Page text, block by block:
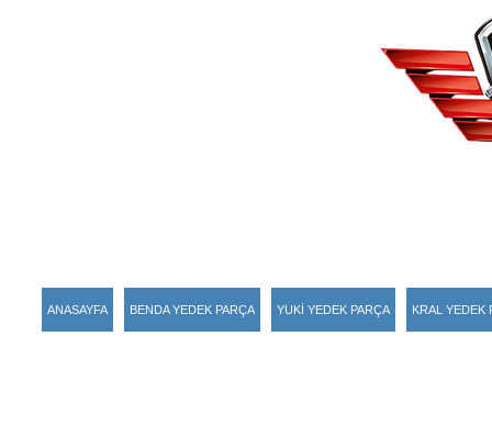
ANASAYFA BENDA YEDEK PARÇA YUKİ YEDEK PARÇA KRAL YEDEK